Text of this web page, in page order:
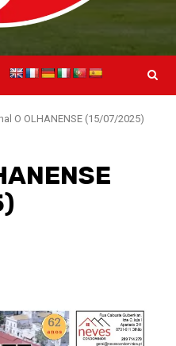
O OLHANENSE (15/07/2025)